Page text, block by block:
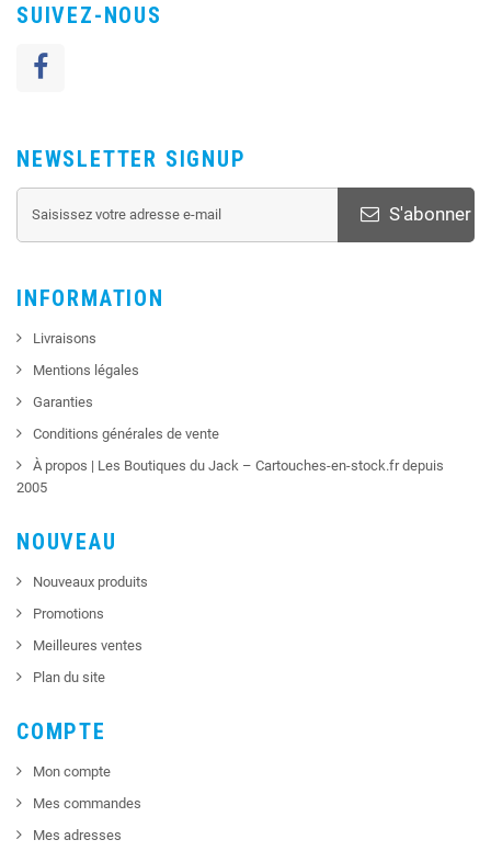
SUIVEZ-NOUS
NEWSLETTER SIGNUP
S'abonner
INFORMATION
Livraisons
Mentions légales
Garanties
Conditions générales de vente
À propos | Les Boutiques du Jack – Cartouches-en-stock.fr depuis
2005
NOUVEAU
Nouveaux produits
Promotions
Meilleures ventes
Plan du site
COMPTE
Mon compte
Mes commandes
Mes adresses